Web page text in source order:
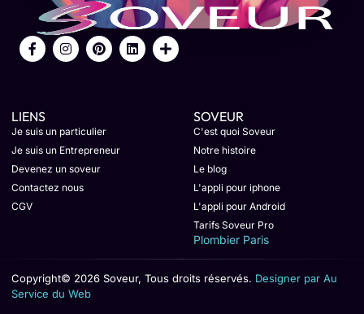
LIENS
Je suis un particulier
Je suis un Entrepreneur
Devenez un soveur
Contactez nous
CGV
SOVEUR
C'est quoi Soveur
Notre histoire
Le blog
L'appli pour iphone
L'appli pour Android
Tarifs Soveur Pro
Plombier Paris
Copyright© 2026 Soveur, Tous droits réservés. Designer par Au
Service du Web